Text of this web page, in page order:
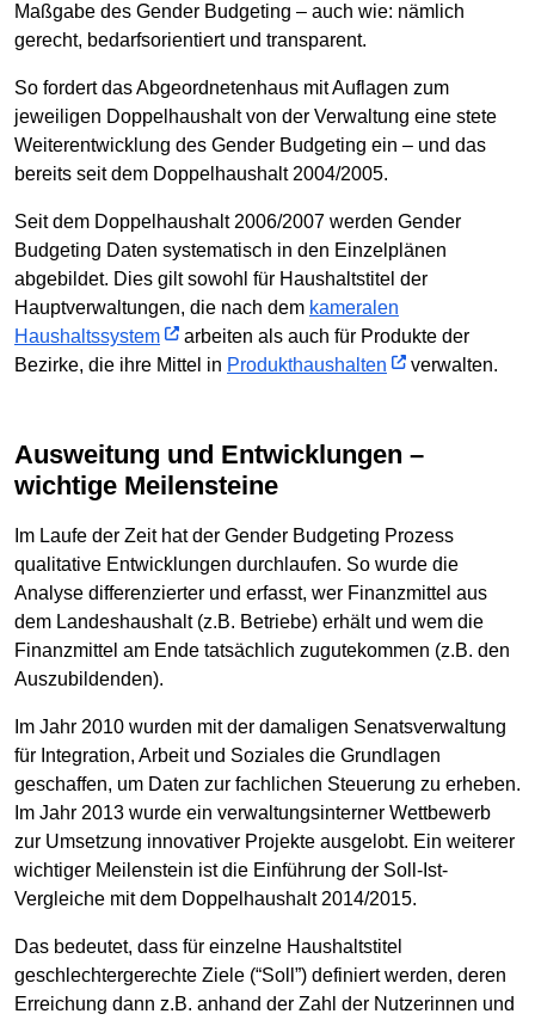
Maßgabe des Gender Budgeting – auch wie: nämlich
gerecht, bedarfsorientiert und transparent.
So fordert das Abgeordnetenhaus mit Auflagen zum
jeweiligen Doppelhaushalt von der Verwaltung eine stete
Weiterentwicklung des Gender Budgeting ein – und das
bereits seit dem Doppelhaushalt 2004/2005.
Seit dem Doppelhaushalt 2006/2007 werden Gender
Budgeting Daten systematisch in den Einzelplänen
abgebildet. Dies gilt sowohl für Haushaltstitel der
Hauptverwaltungen, die nach dem kameralen
Haushaltssystem
arbeiten als auch für Produkte der
Bezirke, die ihre Mittel in Produkthaushalten verwalten.
Ausweitung und Entwicklungen –
wichtige Meilensteine
Im Laufe der Zeit hat der Gender Budgeting Prozess
qualitative Entwicklungen durchlaufen. So wurde die
Analyse differenzierter und erfasst, wer Finanzmittel aus
dem Landeshaushalt (z.B. Betriebe) erhält und wem die
Finanzmittel am Ende tatsächlich zugutekommen (z.B. den
Auszubildenden).
Im Jahr 2010 wurden mit der damaligen Senatsverwaltung
für Integration, Arbeit und Soziales die Grundlagen
geschaffen, um Daten zur fachlichen Steuerung zu erheben.
Im Jahr 2013 wurde ein verwaltungsinterner Wettbewerb
zur Umsetzung innovativer Projekte ausgelobt. Ein weiterer
wichtiger Meilenstein ist die Einführung der Soll-Ist-
Vergleiche mit dem Doppelhaushalt 2014/2015.
Das bedeutet, dass für einzelne Haushaltstitel
geschlechtergerechte Ziele (“Soll”) definiert werden, deren
Erreichung dann z.B. anhand der Zahl der Nutzerinnen und